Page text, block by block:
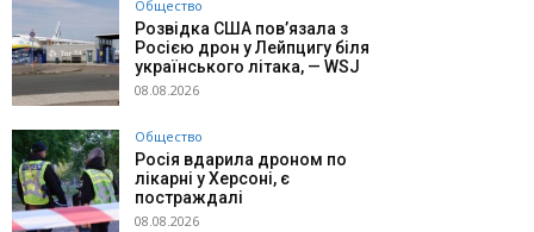
Общество
Розвідка США пов’язала з
Росією дрон у Лейпцигу біля
українського літака, — WSJ
08.08.2026
Общество
Росія вдарила дроном по
лікарні у Херсоні, є
постраждалі
08.08.2026